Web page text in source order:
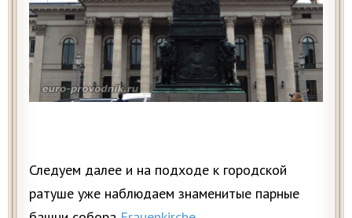
Следуем далее и на подходе к городской
ратуше уже наблюдаем знаменитые парные